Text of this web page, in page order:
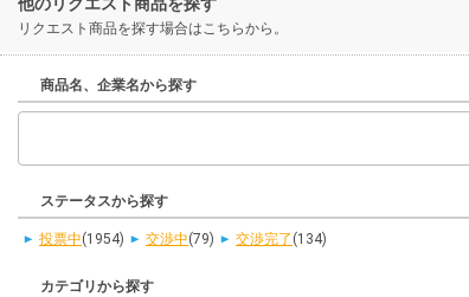
リクエスト商品を探す場合はこちらから。
商品名、企業名から探す
ステータスから探す
投票中(1954) 交渉中(79) 交渉完了 (134)
カテゴリから探す